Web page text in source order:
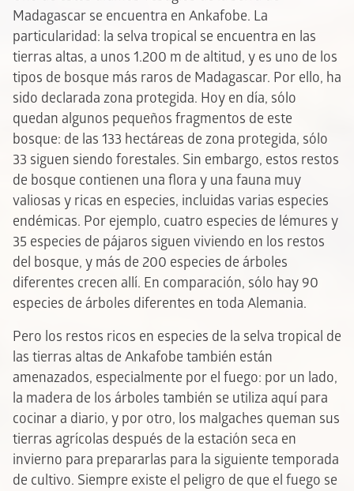
Madagascar se encuentra en Ankafobe. La
particularidad: la selva tropical se encuentra en las
tierras altas, a unos 1.200 m de altitud, y es uno de los
tipos de bosque más raros de Madagascar. Por ello, ha
sido declarada zona protegida. Hoy en día, sólo
quedan algunos pequeños fragmentos de este
bosque: de las 133 hectáreas de zona protegida, sólo
33 siguen siendo forestales. Sin embargo, estos restos
de bosque contienen una flora y una fauna muy
valiosas y ricas en especies, incluidas varias especies
endémicas. Por ejemplo, cuatro especies de lémures y
35 especies de pájaros siguen viviendo en los restos
del bosque, y más de 200 especies de árboles
diferentes crecen allí. En comparación, sólo hay 90
especies de árboles diferentes en toda Alemania.
Pero los restos ricos en especies de la selva tropical de
las tierras altas de Ankafobe también están
amenazados, especialmente por el fuego: por un lado,
la madera de los árboles también se utiliza aquí para
cocinar a diario, y por otro, los malgaches queman sus
tierras agrícolas después de la estación seca en
invierno para prepararlas para la siguiente temporada
de cultivo. Siempre existe el peligro de que el fuego se